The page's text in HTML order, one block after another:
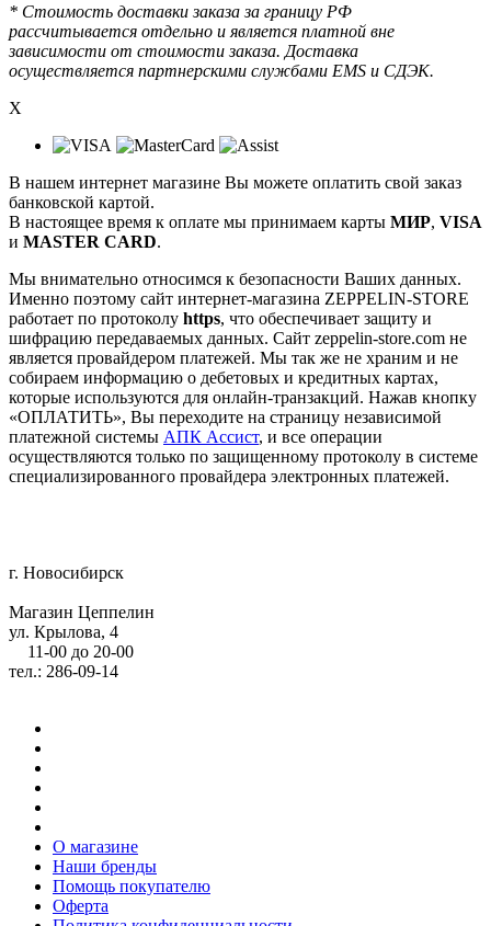
* Стоимость доставки заказа за границу РФ
рассчитывается отдельно и является платной вне
зависимости от стоимости заказа. Доставка
осуществляется партнерскими службами EMS и СДЭК.
X
В нашем интернет магазине Вы можете оплатить свой заказ
банковской картой.
В настоящее время к оплате мы принимаем карты МИР, VISA
и MASTER CARD.
Мы внимательно относимся к безопасности Ваших данных.
Именно поэтому сайт интернет-магазина ZEPPELIN-STORE
работает по протоколу https, что обеспечивает защиту и
шифрацию передаваемых данных. Сайт zeppelin-store.com не
является провайдером платежей. Мы так же не храним и не
собираем информацию о дебетовых и кредитных картах,
которые используются для онлайн-транзакций. Нажав кнопку
«ОПЛАТИТЬ», Вы переходите на страницу независимой
платежной системы АПК Ассист, и все операции
осуществляются только по защищенному протоколу в системе
специализированного провайдера электронных платежей.
г. Новосибирск
Магазин Цеппелин
ул. Крылова, 4
11-00 до 20-00
тел.: 286-09-14
О магазине
Наши бренды
Помощь покупателю
Оферта